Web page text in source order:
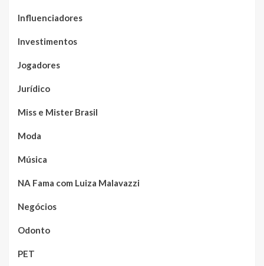
Influenciadores
Investimentos
Jogadores
Jurídico
Miss e Mister Brasil
Moda
Música
NA Fama com Luiza Malavazzi
Negócios
Odonto
PET